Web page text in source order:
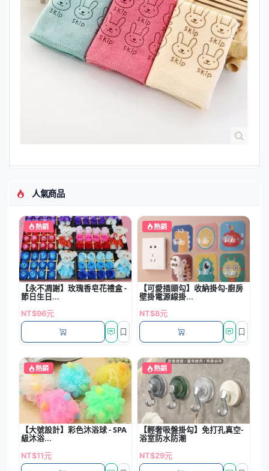
人氣商品
熱銷
【永不凋謝】玫瑰香皂花禮盒 -
節日生日...
NT$96元
熱銷
【可愛插頭勾】收納掛勾-廚房
壁掛電源線掛...
NT$8元
熱銷
【大號設計】彩色沐浴球 - SPA
級沐浴...
NT$11元
熱銷
【輕奢吸盤掛勾】免打孔真空-
浴室防水防潮
NT$29元